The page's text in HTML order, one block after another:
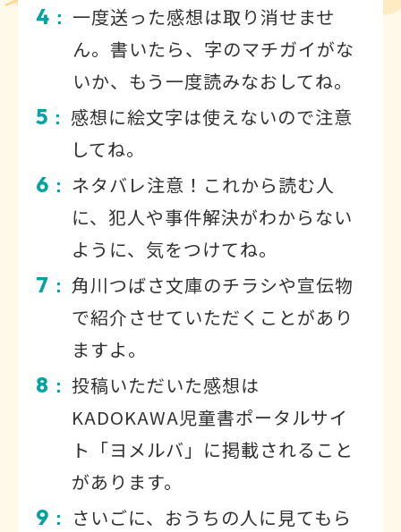
4 ： 一度送った感想は取り消せませ
ん。書いたら、字のマチガイがな
いか、もう一度読みなおしてね。
5 ： 感想に絵文字は使えないので注意
してね。
6 ： ネタバレ注意！これから読む人
に、犯人や事件解決がわからない
ように、気をつけてね。
7 ： 角川つばさ文庫のチラシや宣伝物
で紹介させていただくことがあり
ますよ。
8 ： 投稿いただいた感想は
KADOKAWA児童書ポータルサイ
ト「ヨメルバ」に掲載されること
があります。
9 ：
さいごに、おうちの人に見てもら